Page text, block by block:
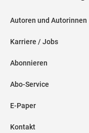
Autoren und Autorinnen
Karriere / Jobs
Abonnieren
Abo-Service
E-Paper
Kontakt